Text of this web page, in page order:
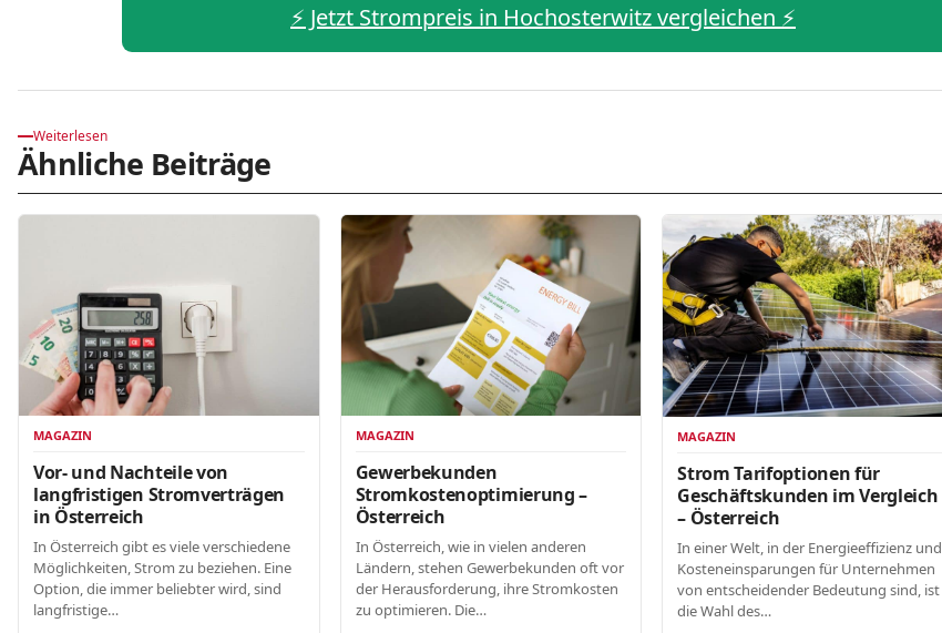
⚡️ Jetzt Strompreis in Hochosterwitz vergleichen ⚡️
Weiterlesen
Ähnliche Beiträge
MAGAZIN
Vor- und Nachteile von
langfristigen Stromverträgen
in Österreich
In Österreich gibt es viele verschiedene
Möglichkeiten, Strom zu beziehen. Eine
Option, die immer beliebter wird, sind
langfristige…
MAGAZIN
Gewerbekunden
Stromkostenoptimierung –
Österreich
In Österreich, wie in vielen anderen
Ländern, stehen Gewerbekunden oft vor
der Herausforderung, ihre Stromkosten
zu optimieren. Die…
MAGAZIN
Strom Tarifoptionen für
Geschäftskunden im Vergleich
– Österreich
In einer Welt, in der Energieeffizienz und
Kosteneinsparungen für Unternehmen
von entscheidender Bedeutung sind, ist
die Wahl des…